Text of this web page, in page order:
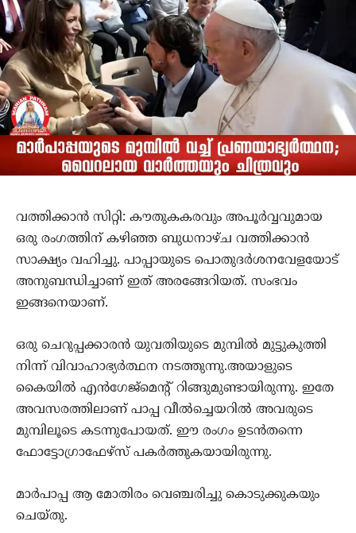
വത്തിക്കാന്‍ സിറ്റി: കൗതുകകരവും അപൂര്‍വ്വവുമായ
ഒരു രംഗത്തിന് കഴിഞ്ഞ ബുധനാഴ്ച വത്തിക്കാന്‍
സാക്ഷ്യം വഹിച്ചു. പാപ്പായുടെ പൊതുദര്‍ശനവേളയോട്
അനുബന്ധിച്ചാണ് ഇത് അരങ്ങേറിയത്. സംഭവം
ഇങ്ങനെയാണ്.
ഒരു ചെറുപ്പക്കാരന്‍ യുവതിയുടെ മുമ്പില്‍ മുട്ടുകുത്തി
നിന്ന് വിവാഹാഭ്യര്‍ത്ഥന നടത്തുന്നു.അയാളുടെ
കൈയില്‍ എന്‍ഗേജ്‌മെന്റ് റിങ്ങുമുണ്ടായിരുന്നു. ഇതേ
അവസരത്തിലാണ് പാപ്പ വീല്‍ച്ചെയറില്‍ അവരുടെ
മുമ്പിലൂടെ കടന്നുപോയത്. ഈ രംഗം ഉടന്‍തന്നെ
ഫോട്ടോഗ്രാഫേഴ്‌സ് പകര്‍ത്തുകയായിരുന്നു.
മാര്‍പാപ്പ ആ മോതിരം വെഞ്ചരിച്ചു കൊടുക്കുകയും
ചെയ്തു.